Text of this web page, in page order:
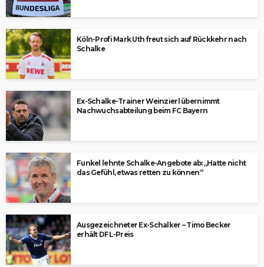
Köln-Profi Mark Uth freut sich auf Rückkehr nach
Schalke
Ex-Schalke-Trainer Weinzierl übernimmt
Nachwuchsabteilung beim FC Bayern
Funkel lehnte Schalke-Angebote ab: „Hatte nicht
das Gefühl, etwas retten zu können“
Ausgezeichneter Ex-Schalker – Timo Becker
erhält DFL-Preis